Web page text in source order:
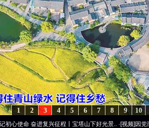
10
9
8
7
6
5
4
3
2
1
奋进复兴征程丨宝塔山下好光景..·[视频]因党而生 为